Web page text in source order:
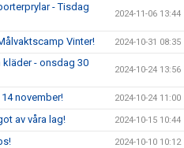
- Tisdag
2024-11-06 13:44
Vinter! 2024-10-31 08:35
- onsdag 30
2024-10-24 13:56
november! 2024-10-24 11:00
av våra lag! 2024-10-15 10:44
2024-10-10 10:12